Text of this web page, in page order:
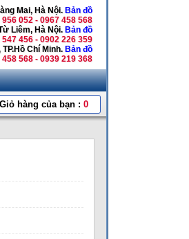
Mai, Hà Nội. Bản đồ
956 052 - 0967 458 568
Liêm, Hà Nội. Bản đồ
547 456 - 0902 226 359
Chí Minh. Bản đồ
568 - 0939 219 368
Giỏ hàng của bạn : 0